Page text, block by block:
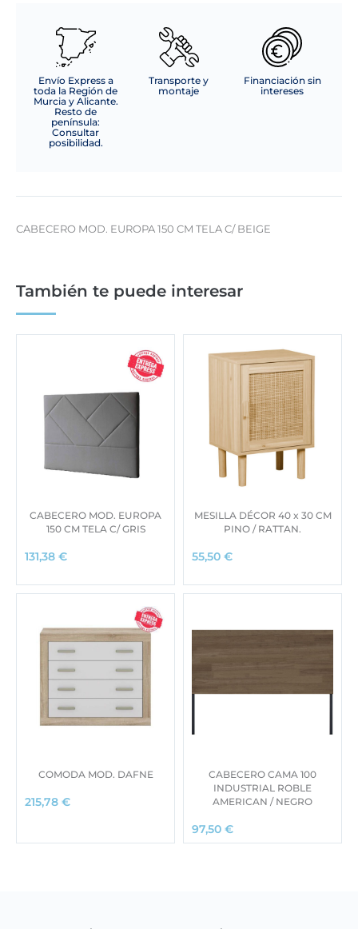
Envío Express a
toda la Región de
Murcia y Alicante.
Resto de
península:
Consultar
posibilidad.
Transporte y
montaje
Financiación sin
intereses
CABECERO MOD. EUROPA 150 CM TELA C/ BEIGE
También te puede interesar
CABECERO MOD. EUROPA
150 CM TELA C/ GRIS
131,38 €
MESILLA DÉCOR 40 x 30 CM
PINO / RATTAN.
55,50 €
COMODA MOD. DAFNE
215,78 €
CABECERO CAMA 100
INDUSTRIAL ROBLE
AMERICAN / NEGRO
97,50 €